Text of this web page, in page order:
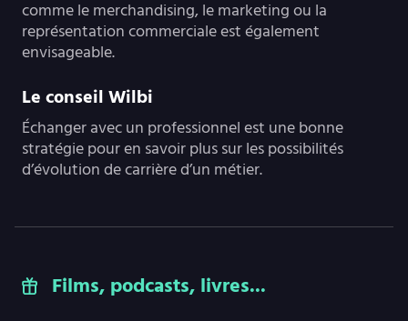
comme le merchandising, le marketing ou la
représentation commerciale est également
envisageable.
Le conseil Wilbi
Échanger avec un professionnel est une bonne
stratégie pour en savoir plus sur les possibilités
d’évolution de carrière d’un métier.
Films, podcasts, livres...